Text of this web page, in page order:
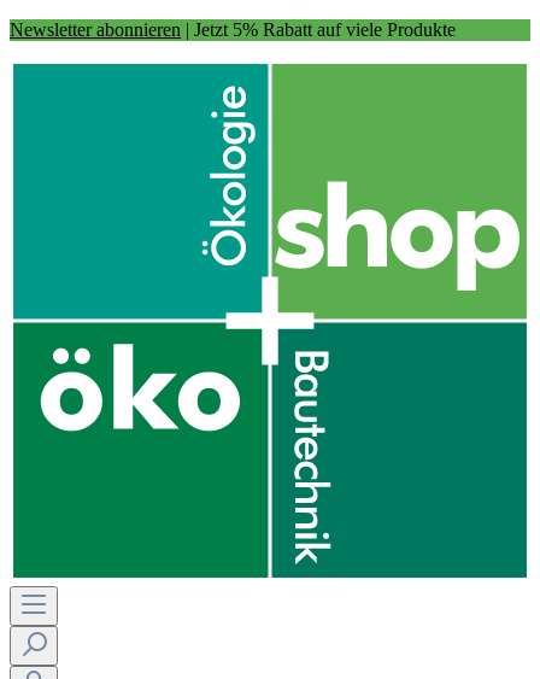
Newsletter abonnieren | Jetzt 5% Rabatt auf viele Produkte